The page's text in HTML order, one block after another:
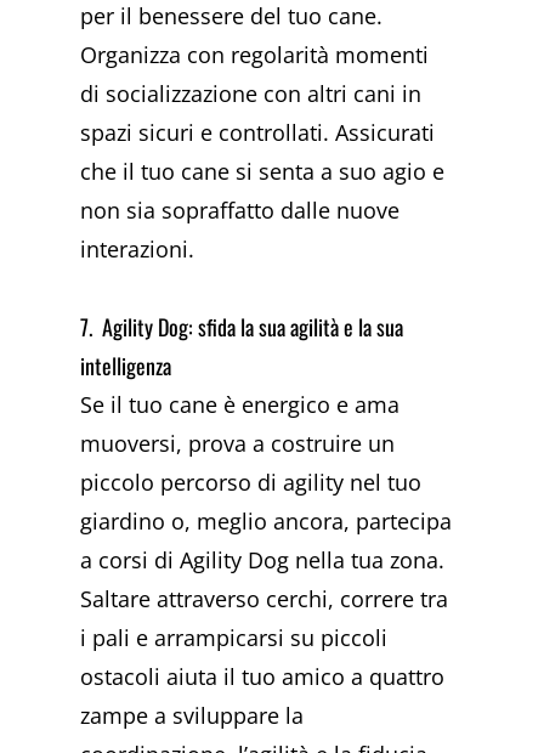
per il benessere del tuo cane.
Organizza con regolarità momenti
di socializzazione con altri cani in
spazi sicuri e controllati. Assicurati
che il tuo cane si senta a suo agio e
non sia sopraffatto dalle nuove
interazioni.
7. Agility Dog: sfida la sua agilità e la sua
intelligenza
Se il tuo cane è energico e ama
muoversi, prova a costruire un
piccolo percorso di agility nel tuo
giardino o, meglio ancora, partecipa
a corsi di Agility Dog nella tua zona.
Saltare attraverso cerchi, correre tra
i pali e arrampicarsi su piccoli
ostacoli aiuta il tuo amico a quattro
zampe a sviluppare la